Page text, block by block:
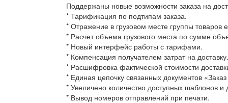
Поддержаны новые возможности заказа на
* Тарификация по подтипам заказа.
* Отражение в грузовом месте группы товаров
* Расчет объема грузового места по сумме
* Новый интерфейс работы с тарифами.
* Компенсация получателем затрат на доставку.
* Расшифровка фактической стоимости
* Единая цепочку связанных документов
* Увеличено количество доступных шаблонов
* Вывод номеров отправлений при печати.